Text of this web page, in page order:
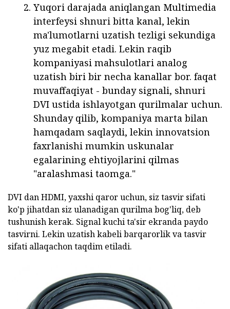
Yuqori darajada aniqlangan Multimedia
interfeysi shnuri bitta kanal, lekin
ma'lumotlarni uzatish tezligi sekundiga
yuz megabit etadi. Lekin raqib
kompaniyasi mahsulotlari analog
uzatish biri bir necha kanallar bor. faqat
muvaffaqiyat - bunday signali, shnuri
DVI ustida ishlayotgan qurilmalar uchun.
Shunday qilib, kompaniya marta bilan
hamqadam saqlaydi, lekin innovatsion
faxrlanishi mumkin uskunalar
egalarining ehtiyojlarini qilmas
"aralashmasi taomga."
DVI dan HDMI, yaxshi qaror uchun, siz tasvir sifati
ko'p jihatdan siz ulanadigan qurilma bog'liq, deb
tushunish kerak. Signal kuchi ta'sir ekranda paydo
tasvirni. Lekin uzatish kabeli barqarorlik va tasvir
sifati allaqachon taqdim etiladi.